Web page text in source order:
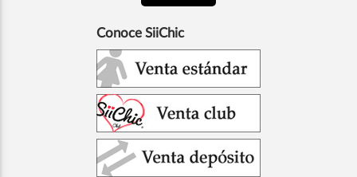
Conoce SiiChic